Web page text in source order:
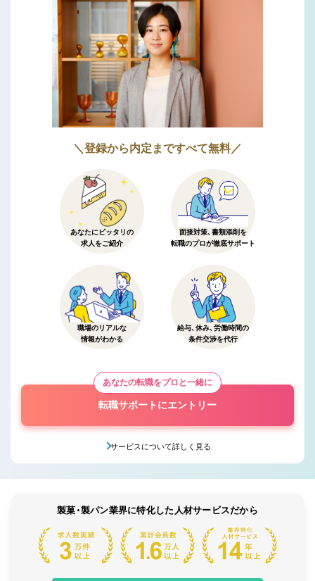
＼登録から内定まですべて無料／
あなたにピッタリの
求人をご紹介
面接対策、書類添削を
転職のプロが徹底サポート
職場のリアルな
情報がわかる
給与、休み、労働時間の
条件交渉を代行
あなたの転職をプロと一緒に
転職サポートにエントリー
サービスについて詳しく見る
製菓・製パン業界に特化した人材サービスだから